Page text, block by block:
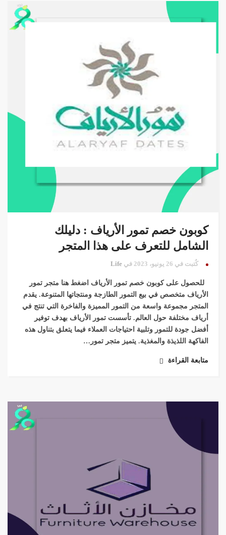
كوبون خصم تمور الأرياف : دليلك
الشامل للتعرف على هذا المتجر
كُتبت في 26 يونيو، 2023 في Life
للحصول على كوبون خصم تمور الأرياف اضغط هنا متجر تمور
الأرياف متخصص في بيع التمور الطازجة ومنتجاتها المتنوعة. يقدم
المتجر مجموعة واسعة من التمور المميزة والفاخرة التي تنتج في
أرياف مختلفة حول العالم. تأسست تمور الأرياف بهدف توفير
أفضل جودة للتمور وتلبية احتياجات العملاء فيما يتعلق بتناول هذه
الفاكهة اللذيذة والمغذية. يتميز متجر تمور…
متابعة القراءة